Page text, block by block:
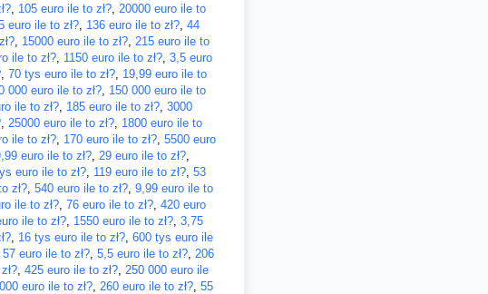
, 105 euro ile to zł?, 20000 euro ile to
euro ile to zł?, 136 euro ile to zł?, 44
, 15000 euro ile to zł?, 215 euro ile to
ile to zł?, 1150 euro ile to zł?, 3,5 euro
, 70 tys euro ile to zł?, 19,99 euro ile to
000 euro ile to zł?, 150 000 euro ile to
ile to zł?, 185 euro ile to zł?, 3000
, 25000 euro ile to zł?, 1800 euro ile to
ile to zł?, 170 euro ile to zł?, 5500 euro
euro ile to zł?, 29 euro ile to zł?,
euro ile to zł?, 119 euro ile to zł?, 53
zł?, 540 euro ile to zł?, 9,99 euro ile to
ile to zł?, 76 euro ile to zł?, 420 euro
ile to zł?, 1550 euro ile to zł?, 3,75
, 16 tys euro ile to zł?, 600 tys euro ile
57 euro ile to zł?, 5,5 euro ile to zł?, 206
, 425 euro ile to zł?, 250 000 euro ile
euro ile to zł?, 260 euro ile to zł?, 55